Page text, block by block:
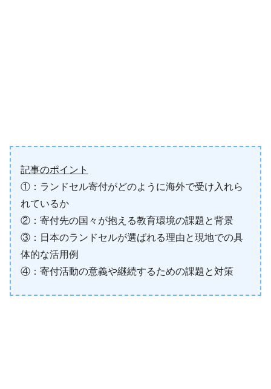
記事のポイント
①：ランドセル寄付がどのように海外で受け入れら
れているか
②：寄付先の国々が抱える教育環境の課題と背景
③：日本のランドセルが選ばれる理由と現地での具
体的な活用例
④：寄付活動の意義や継続するための課題と対策